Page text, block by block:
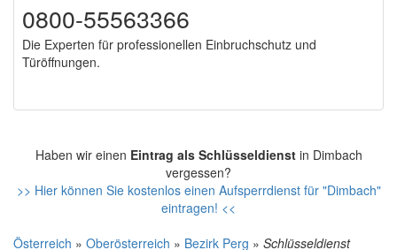
0800-55563366
Die Experten für professionellen Einbruchschutz und
Türöffnungen.
Haben wir einen Eintrag als Schlüsseldienstin Dimbach
vergessen?
>> Hier können Sie kostenlos einen Aufsperrdienst für "Dimbach"
eintragen! <<
Österreich » Oberösterreich » Bezirk Perg » Schlüsseldienst